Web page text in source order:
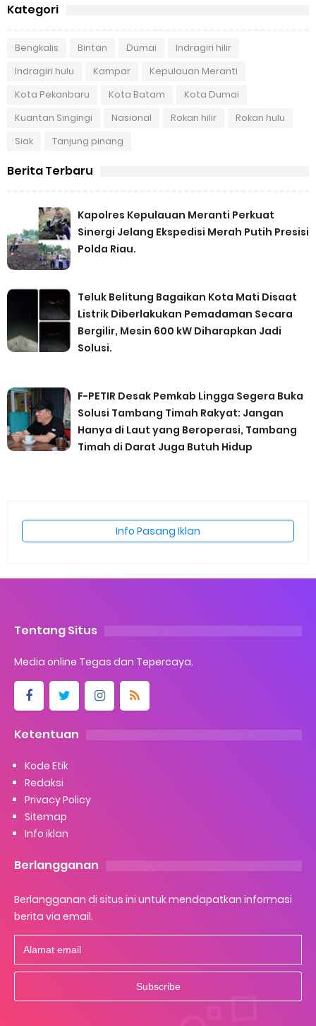
Kategori
Bengkalis Bintan Dumai
Indragiri hilir
Indragiri hulu
Kampar
Kepulauan Meranti
Kota Pekanbaru
Kota Batam
Kota Dumai
Kuantan Singingi
Nasional Rokan hilir
Rokan hulu
Siak
Tanjung pinang
Berita Terbaru
Kapolres Kepulauan Meranti Perkuat
Sinergi Jelang Ekspedisi Merah Putih Presisi
Polda Riau.
Teluk Belitung Bagaikan Kota Mati Disaat
Listrik Diberlakukan Pemadaman Secara
Bergilir, Mesin 600 kW Diharapkan Jadi
Solusi.
F-PETIR Desak Pemkab Lingga Segera Buka
Solusi Tambang Timah Rakyat: Jangan
Hanya di Laut yang Beroperasi, Tambang
Timah di Darat Juga Butuh Hidup
Info Pasang Iklan
Tentang Situs
Media online Tegas dan Tepercaya.
Ketentuan
Kode Etik
Redaksi
Privacy Policy
Sitemap
Info iklan
Berlangganan
Berlangganan di situs ini untuk mendapatkan informasi
berita via email.